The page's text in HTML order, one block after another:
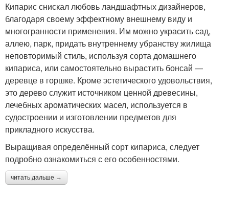
Кипарис снискал любовь ландшафтных дизайнеров,
благодаря своему эффектному внешнему виду и
многогранности применения. Им можно украсить сад,
аллею, парк, придать внутреннему убранству жилища
неповторимый стиль, используя сорта домашнего
кипариса, или самостоятельно вырастить бонсай —
деревце в горшке. Кроме эстетического удовольствия,
это дерево служит источником ценной древесины,
лечебных ароматических масел, используется в
судостроении и изготовлении предметов для
прикладного искусства.
Выращивая определённый сорт кипариса, следует
подробно ознакомиться с его особенностями.
читать дальше →